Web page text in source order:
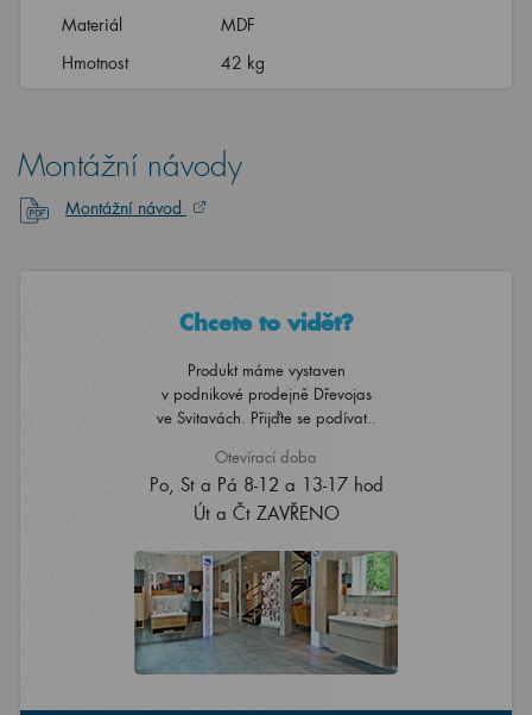
Materiál
MDF
Hmotnost
42 kg
Montážní návody
Montážní návod
Chcete to vidět?
Produkt máme vystaven
v podnikové prodejně Dřevojas
ve Svitavách. Přijďte se podívat..
Otevírací doba
Po, St a Pá 8-12 a 13-17 hod
Út a Čt ZAVŘENO